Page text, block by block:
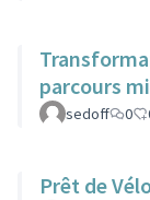
parcours
sedoff 0
Prêt de